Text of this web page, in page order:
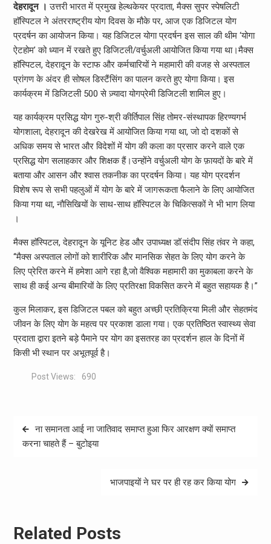
देहरादून । उत्तरी भारत में प्रमुख हेल्थकेयर प्रदाता, मैक्स सुपर स्पेषलिटी
हाॅस्पिटल ने अंतरराष्ट्रीय योग दिवस के मौके पर, आज एक डिजिटल योग
प्रदर्षन का आयोजन किया। यह डिजिटल योगा प्रदर्षन इस साल की थीम ‘योगा
ऐटहोम’ को ध्यान में रखते हुए डिजिटली/वर्चुअली आयोजित किया गया था।मैक्स
हाॅस्पिटल, देहरादून के स्टाफ और कर्मचारियों ने महामारी की वजह से अस्पताल
प्रांगण के अंदर ही सोषल डिस्टैंसिंग का पालन करते हुए योगा किया। इस
कार्यक्रम में डिजिटली 500 से ज़्यादा योगप्रेमी डिजिटली शामिल हुए।
यह कार्यक्रम प्रसिद्ध योग गुरु-श्री कीर्तिपाल सिंह तोमर-संस्थापक हिरण्यगर्भ
योगशाला, देहरादून की देखरेख में आयोजित किया गया था, जो दो दशकों से
अधिक समय से भारत और विदेशों में योग की कला का प्रसार करने वाले एक
प्रसिद्ध योग सलाहकार और शिक्षक हैं।उन्होंने वर्चुअली योग के फ़ायदों के बारे में
बताया और आसन और श्वास तकनीक का प्रदर्षन किया। यह योग प्रदर्शन
विशेष रूप से सभी पहलुओं में योग के बारे में जागरूकता फैलाने के लिए आयोजित
किया गया था, नौसिखियों के साथ-साथ हाॅस्पिटल के चिकित्सकों ने भी भाग लिया
।
मैक्स हाॅस्पिटल, देहरादून के यूनिट हेड और उपाध्यक्ष डॉ.संदीप सिंह तंवर ने कहा,
‘‘मैक्स अस्पताल लोगों को शारीरिक और मानसिक सेहत के लिए योग करने के
लिए प्रेरित करने में हमेशा आगे रहा है,जो वैश्विक महामारी का मुकाबला करने के
साथ ही कई अन्य बीमारियों के लिए प्रतिरक्षा विकसित करने में बहुत सहायक है।”
कुल मिलाकर, इस डिजिटल पबल को बहुत अच्छी प्रतिक्रिया मिली और सेहतमंद
जीवन के लिए योग के महत्व पर प्रकाश डाला गया। एक प्रतिष्ठित स्वास्थ्य सेवा
प्रदाता द्वारा इतने बड़े पैमाने पर योग का इसतरह का प्रदर्शन हाल के दिनों में
किसी भी स्थान पर अभूतपूर्व है।
Post Views: 690
Post
navigation
ना समानता आई ना जातिवाद समाप्त हुआ फिर आरक्षण क्यों समाप्त
करना चाहते हैं – बुटोइया
भाजपाइयों ने घर पर ही रह कर किया योग
Related Posts